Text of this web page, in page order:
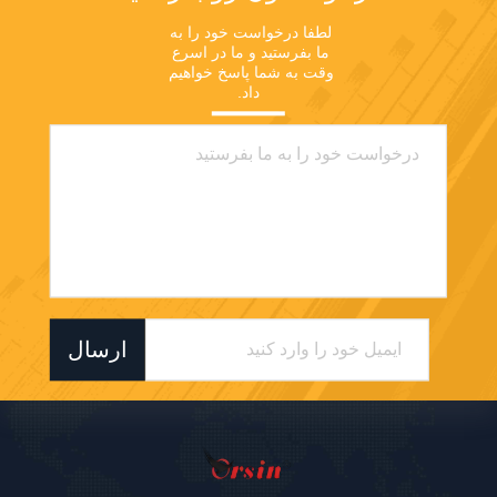
ما بفرستید و ما در اسرع
داد.
ارسال